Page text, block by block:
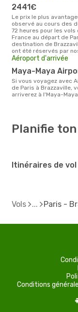
2441€
Le prix le plus avantageux
observé au cours des
72 heures pour les vols
France au départ de
destination de
ont été réservés par
Aéroport d'arrivée
Maya-Maya
Si vous voyagez avec Air France
de Paris à Brazzaville,
arriverez à l'Maya-
Planifie
Itinéraires de
Vols Paris -
Conditions